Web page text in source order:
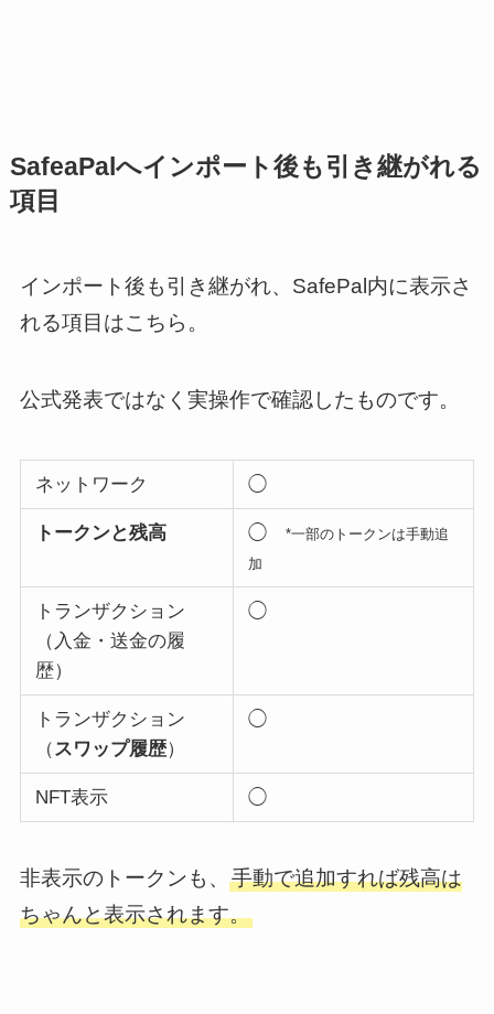
SafeaPalへインポート後も引き継がれる
項目
インポート後も引き継がれ、SafePal内に表示さ
れる項目はこちら。
公式発表ではなく実操作で確認したものです。
ネットワーク ◯
トークンと残高 ◯
*一部のトークンは手動追
加
トランザクション
（入金・送金の履
歴）
◯
トランザクション
（スワップ履歴）
◯
NFT表示 ◯
非表示のトークンも、 手動で追加すれば残高は
ちゃんと表示されます。